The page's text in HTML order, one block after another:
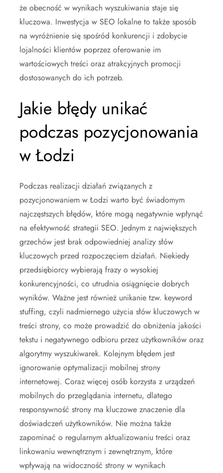
że obecność w wynikach wyszukiwania staje się
kluczowa. Inwestycja w SEO lokalne to także sposób
na wyróżnienie się spośród konkurencji i zdobycie
lojalności klientów poprzez oferowanie im
wartościowych treści oraz atrakcyjnych promocji
dostosowanych do ich potrzeb.
Jakie błędy unikać
podczas pozycjonowania
w Łodzi
Podczas realizacji działań związanych z
pozycjonowaniem w Łodzi warto być świadomym
najczęstszych błędów, które mogą negatywnie wpłynąć
na efektywność strategii SEO. Jednym z największych
grzechów jest brak odpowiedniej analizy słów
kluczowych przed rozpoczęciem działań. Niekiedy
przedsiębiorcy wybierają frazy o wysokiej
konkurencyjności, co utrudnia osiągnięcie dobrych
wyników. Ważne jest również unikanie tzw. keyword
stuffing, czyli nadmiernego użycia słów kluczowych w
treści strony, co może prowadzić do obniżenia jakości
tekstu i negatywnego odbioru przez użytkowników oraz
algorytmy wyszukiwarek. Kolejnym błędem jest
ignorowanie optymalizacji mobilnej strony
internetowej. Coraz więcej osób korzysta z urządzeń
mobilnych do przeglądania internetu, dlatego
responsywność strony ma kluczowe znaczenie dla
doświadczeń użytkowników. Nie można także
zapominać o regularnym aktualizowaniu treści oraz
linkowaniu wewnętrznym i zewnętrznym, które
wpływają na widoczność strony w wynikach